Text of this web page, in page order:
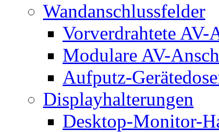
Wandanschlussfelder
Vorverdrahtete AV-
Modulare AV-
Aufputz-
Displayhalterungen
Desktop-Monitor-